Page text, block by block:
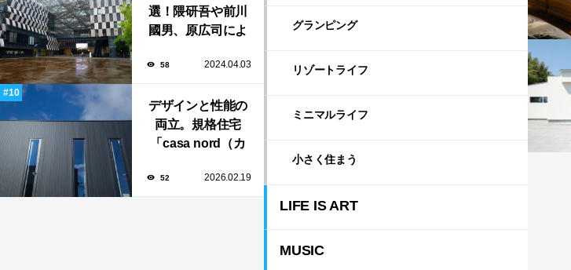
選！隈研吾や前川
國男、原広司によ
染む至極の建築揃
58 2024.04.03
デザインと性能の
両立。規格住宅
「casa nord（カ
のスリット窓に隠
52 2026.02.19
グランピング
リゾートライフ
ミニマルライフ
小さく住まう
LIFE IS ART
MUSIC